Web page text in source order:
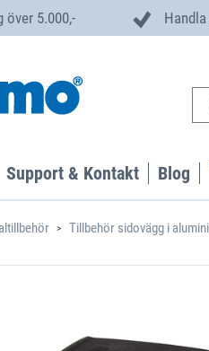
över 5.000,-
Support & Kontakt Blog
Tillbehör sidovägg i